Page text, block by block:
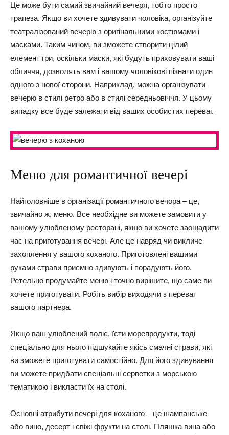
Це може бути самий звичайний вечеря, тобто просто
трапеза. Якщо ви хочете здивувати чоловіка, організуйте
театралізований вечерю з оригінальними костюмами і
масками. Таким чином, ви зможете створити цілий
елемент гри, оскільки маски, які будуть приховувати ваші
обличчя, дозволять вам і вашому чоловікові пізнати один
одного з нової сторони. Наприклад, можна організувати
вечерю в стилі ретро або в стилі середньовіччя. У цьому
випадку все буде залежати від ваших особистих переваг.
Меню для романтичної вечері
Найголовніше в організації романтичного вечора – це,
звичайно ж, меню. Все необхідне ви можете замовити у
вашому улюбленому ресторані, якщо ви хочете заощадити
час на приготування вечері. Але це навряд чи викличе
захоплення у вашого коханого. Приготовлені вашими
руками страви приємно здивують і порадують його.
Ретельно продумайте меню і точно вирішите, що саме ви
хочете приготувати. Робіть вибір виходячи з переваг
вашого партнера.
Якщо ваш улюблений воліє, їсти морепродукти, тоді
спеціально для нього підшукайте якісь смачні страви, які
ви зможете приготувати самостійно. Для його здивування
ви можете придбати спеціальні серветки з морською
тематикою і викласти їх на столі.
Основні атрибути вечері для коханого – це шампанське
або вино, десерт і свіжі фрукти на столі. Пляшка вина або